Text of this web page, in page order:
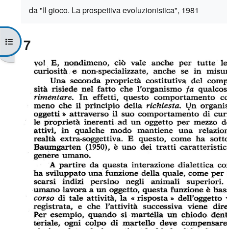
Apri indice del corso
da "Il gioco. La prospettiva evoluzionistica", 1981
7